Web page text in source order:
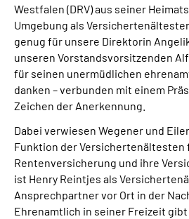
Westfalen (DRV) aus seiner
Umgebung als
genug für unsere Direktorin
unseren Vorstandsvorsitzenden
für seinen unermüdlichen
danken – verbunden mit einem
Zeichen der Anerkennung.
Dabei verwiesen Wegener und
Funktion der Versichertenältesten
Rentenversicherung und ihre
ist Henry Reintjes als
Ansprechpartner vor Ort in der
Ehrenamtlich in seiner Freizeit